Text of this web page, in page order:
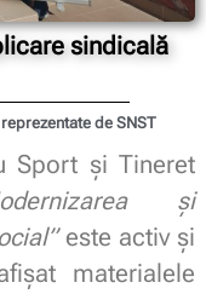
sindicală
de SNST
Sport și Tineret
și
este activ și
materialele